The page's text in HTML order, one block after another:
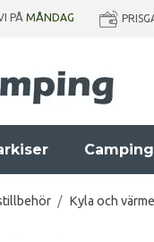
PÅ MÅNDAG
/ Kyla och värme